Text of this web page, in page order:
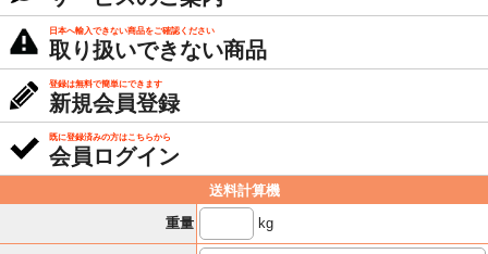
日本へ輸入できない商品をご確認ください
取り扱いできない商品
登録は無料で簡単にできます
新規会員登録
既に登録済みの方はこちらから
会員ログイン
送料計算機
重量
kg